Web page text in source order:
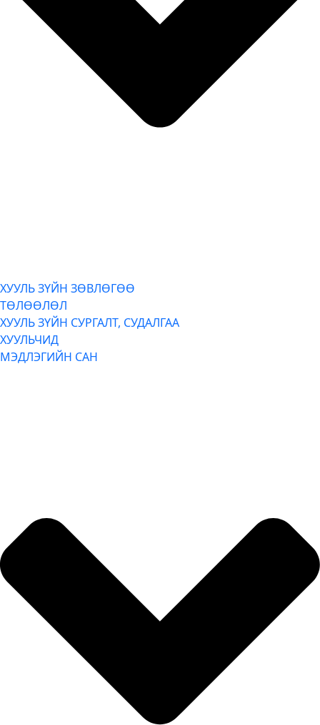
ХУУЛЬ ЗҮЙН ЗӨВЛӨГӨӨ
ТӨЛӨӨЛӨЛ
ХУУЛЬ ЗҮЙН СУРГАЛТ, СУДАЛГАА
ХУУЛЬЧИД
МЭДЛЭГИЙН САН